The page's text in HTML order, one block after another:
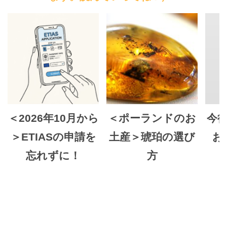
＜2026年10月から
＞ETIASの申請を
忘れずに！
＜ポーランドのお
土産＞琥珀の選び
方
今
お